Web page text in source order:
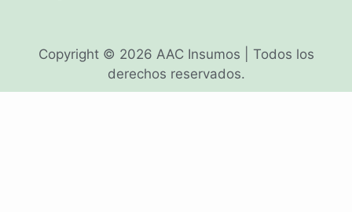
Copyright © 2026 AAC Insumos | Todos los
derechos reservados.